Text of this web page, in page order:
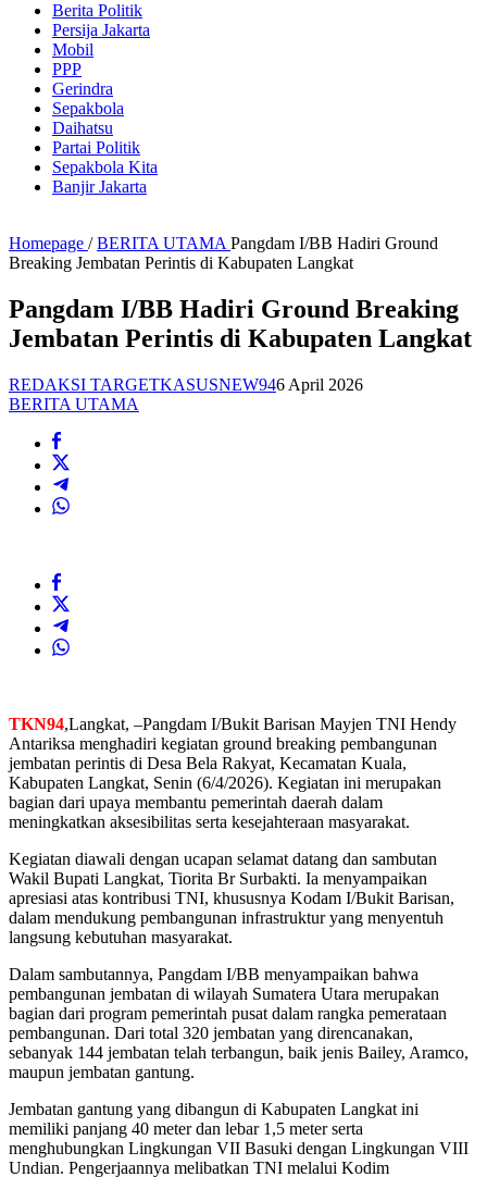
Berita Politik
Persija Jakarta
Mobil
PPP
Gerindra
Sepakbola
Daihatsu
Partai Politik
Sepakbola Kita
Banjir Jakarta
Homepage / BERITA UTAMA Pangdam I/BB Hadiri Ground
Breaking Jembatan Perintis di Kabupaten Langkat
Pangdam I/BB Hadiri Ground Breaking
Jembatan Perintis di Kabupaten Langkat
REDAKSI TARGETKASUSNEW946 April 2026
BERITA UTAMA
TKN94,Langkat, –Pangdam I/Bukit Barisan Mayjen TNI Hendy
Antariksa menghadiri kegiatan ground breaking pembangunan
jembatan perintis di Desa Bela Rakyat, Kecamatan Kuala,
Kabupaten Langkat, Senin (6/4/2026). Kegiatan ini merupakan
bagian dari upaya membantu pemerintah daerah dalam
meningkatkan aksesibilitas serta kesejahteraan masyarakat.
Kegiatan diawali dengan ucapan selamat datang dan sambutan
Wakil Bupati Langkat, Tiorita Br Surbakti. Ia menyampaikan
apresiasi atas kontribusi TNI, khususnya Kodam I/Bukit Barisan,
dalam mendukung pembangunan infrastruktur yang menyentuh
langsung kebutuhan masyarakat.
Dalam sambutannya, Pangdam I/BB menyampaikan bahwa
pembangunan jembatan di wilayah Sumatera Utara merupakan
bagian dari program pemerintah pusat dalam rangka pemerataan
pembangunan. Dari total 320 jembatan yang direncanakan,
sebanyak 144 jembatan telah terbangun, baik jenis Bailey, Aramco,
maupun jembatan gantung.
Jembatan gantung yang dibangun di Kabupaten Langkat ini
memiliki panjang 40 meter dan lebar 1,5 meter serta
menghubungkan Lingkungan VII Basuki dengan Lingkungan VIII
Undian. Pengerjaannya melibatkan TNI melalui Kodim